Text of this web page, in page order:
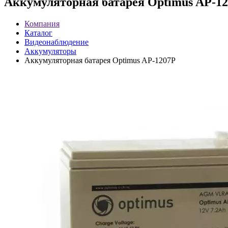
Компания
Каталог
Видеонаблюдение
Аккумуляторы
Аккумуляторная батарея Optimus AP-1207P